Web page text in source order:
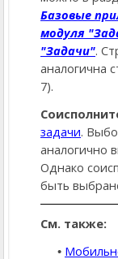
Базовые
модуля
"Задачи".
аналогична
7).
задачи.
аналогично
Однако
быть
См. также: